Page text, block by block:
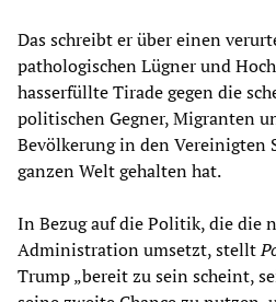
Das schreibt er über einen
pathologischen Lügner und
hasserfüllte Tirade gegen die
politischen Gegner, Migranten
Bevölkerung in den Vereinigten
ganzen Welt gehalten hat.
In Bezug auf die Politik, die die
Administration umsetzt, stellt
Trump „bereit zu sein scheint,